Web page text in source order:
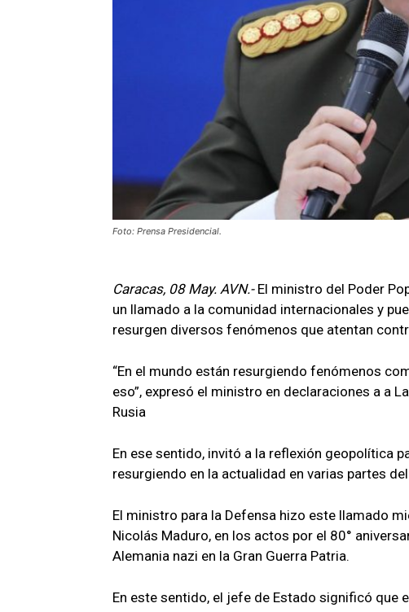
Foto: Prensa Presidencial.
Caracas, 08 May. AVN.- El ministro del Poder
un llamado a la comunidad internacionales y
resurgen diversos fenómenos que atentan
“En el mundo están resurgiendo fenómenos
eso”, expresó el ministro en declaraciones a a
Rusia
En ese sentido, invitó a la reflexión geopolítica
resurgiendo en la actualidad en varias partes
El ministro para la Defensa hizo este llamado
Nicolás Maduro, en los actos por el 80°
Alemania nazi en la Gran Guerra Patria.
En este sentido, el jefe de Estado significó que